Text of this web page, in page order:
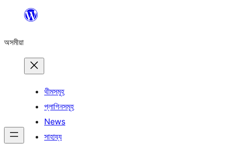
বিষয়বস্তুলৈ
অসমীয়া
থীমসমূহ
প্লাগিনসমূহ
News
সাহায্য